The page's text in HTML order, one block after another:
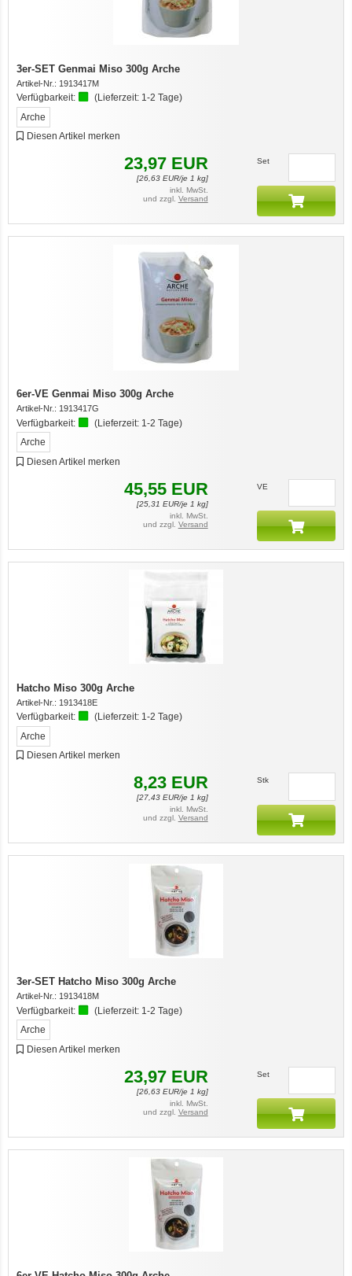
3er-SET Genmai Miso 300g Arche
Artikel-Nr.: 1913417M
Verfügbarkeit: (Lieferzeit: 1-2 Tage)
Arche
Diesen Artikel merken
23,97 EUR
[26,63EUR/je 1 kg]
inkl. MwSt.
und zzgl. Versand
Set
6er-VE Genmai Miso 300g Arche
Artikel-Nr.: 1913417G
Verfügbarkeit: (Lieferzeit: 1-2 Tage)
Arche
Diesen Artikel merken
45,55 EUR
[25,31 EUR/je 1 kg]
inkl. MwSt.
und zzgl. Versand
VE
Hatcho Miso 300g Arche
Artikel-Nr.: 1913418E
Verfügbarkeit: (Lieferzeit: 1-2 Tage)
Arche
Diesen Artikel merken
8,23 EUR
[27,43EUR/je 1 kg]
inkl. MwSt.
und zzgl. Versand
Stk
3er-SET Hatcho Miso 300g Arche
Artikel-Nr.: 1913418M
Verfügbarkeit: (Lieferzeit: 1-2 Tage)
Arche
Diesen Artikel merken
23,97 EUR
[26,63EUR/je 1 kg]
inkl. MwSt.
und zzgl. Versand
Set